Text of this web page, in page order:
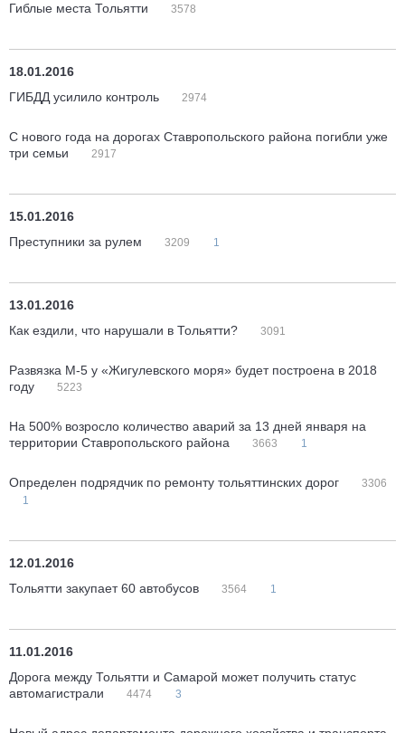
Гиблые места Тольятти 3578
18.01.2016
ГИБДД усилило контроль
2974
С нового года на дорогах Ставропольского района погибли уже
три семьи
2917
15.01.2016
Преступники за рулем
3209 1
13.01.2016
Как ездили, что нарушали в Тольятти?
3091
Развязка М-5 у «Жигулевского моря» будет построена в 2018
году
5223
На 500% возросло количество аварий за 13 дней января на
территории Ставропольского района
3663 1
Определен подрядчик по ремонту тольяттинских дорог
3306
1
12.01.2016
Тольятти закупает 60 автобусов
3564 1
11.01.2016
Дорога между Тольятти и Самарой может получить статус
автомагистрали
4474 3